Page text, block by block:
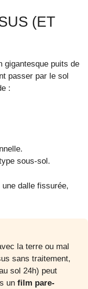
(ET
gigantesque puits de
passer par le sol
:
sous-sol.
dalle fissurée,
la terre ou mal
sans traitement,
sol 24h) peut
un film pare-